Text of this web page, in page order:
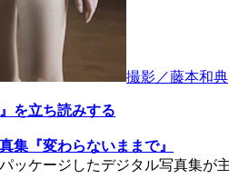
撮影／藤本和典
を立ち読みする
集『変わらないままで』
ッケージしたデジタル写真集が